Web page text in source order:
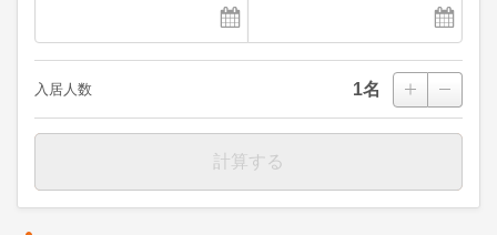
入居人数 1名
計算する